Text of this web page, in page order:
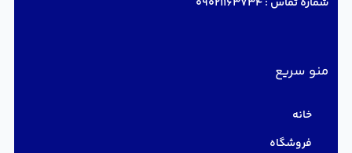
منو سریع
خانه
فروشگاه